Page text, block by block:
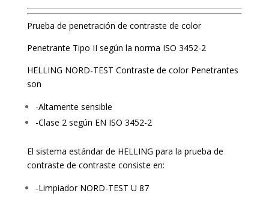
Prueba de penetración de contraste de color
Penetrante Tipo II según la norma ISO 3452-2
HELLING NORD-TEST Contraste de color Penetrantes
son
-Altamente sensible
-Clase 2 según EN ISO 3452-2
El sistema estándar de HELLING para la prueba de
contraste de contraste consiste en:
-Limpiador NORD-TEST U 87